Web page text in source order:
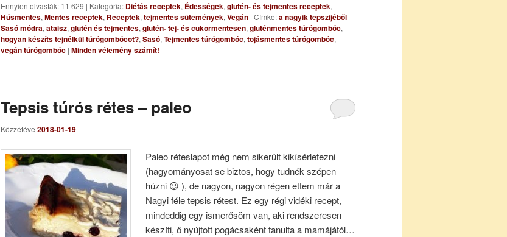
Ennyien olvasták: 11 629 | Kategória: Diétás receptek, Édességek, glutén- és tejmentes receptek,
Húsmentes, Mentes receptek, Receptek, tejmentes sütemények, Vegán | Címke:a nagyik tepszijéből
Sasó módra, ataisz, glutén és tejmentes, glutén- tej- és cukormentesen, gluténmentes túrógombóc,
hogyan készíts tejnélkül túrógombócot?, Sasó, Tejmentes túrógombóc, tojásmentes túrógombóc,
vegán túrógombóc | Minden vélemény számít!
Tepsis túrós rétes – paleo
Közzétéve 2018-01-19
Paleo réteslapot még nem sikerült kikísérletezni
(hagyományosat se biztos, hogy tudnék szépen
húzni 😉 ), de nagyon, nagyon régen ettem már a
Nagyi féle tepsis rétest. Ez egy régi vidéki recept,
mindeddig egy ismerősöm van, aki rendszeresen
készíti, ő nyújtott pogácsaként tanulta a mamájától…